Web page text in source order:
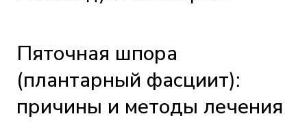
Пяточная шпора
(плантарный фасциит):
причины и методы лечения